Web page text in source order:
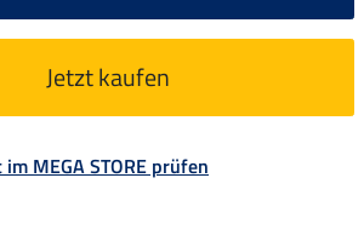
Jetzt kaufen
MEGA STORE prüfen